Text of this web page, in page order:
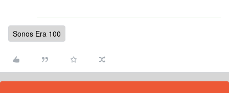
Sonos Era 100